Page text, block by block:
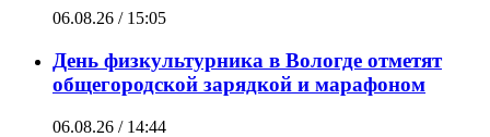
06.08.26 / 15:05
День физкультурника в Вологде отметят
общегородской зарядкой и марафоном
06.08.26 / 14:44